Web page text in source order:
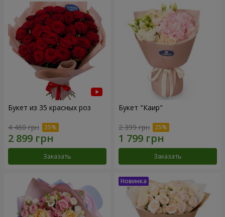
Букет из 35 красных роз
4 460 грн
Заказать
Букет "Каир"
2 399 грн
Заказать